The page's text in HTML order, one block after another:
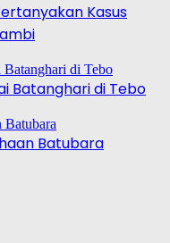
Kasus
Batanghari di Tebo
Batubara